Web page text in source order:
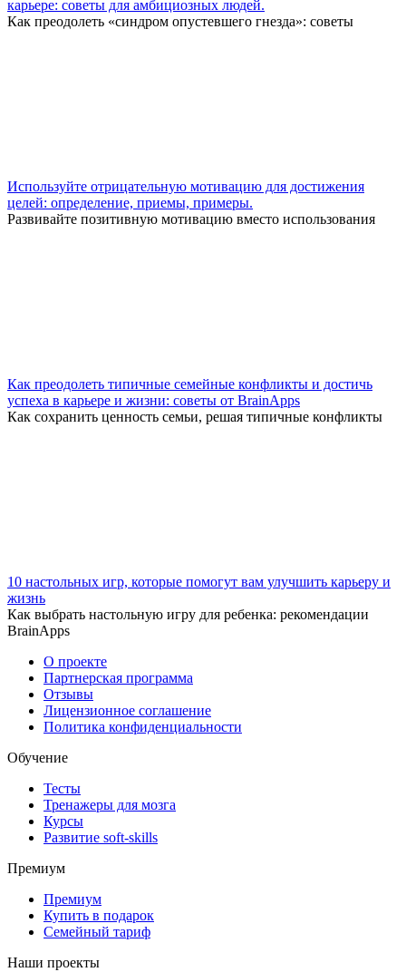
карьере: советы для амбициозных людей.
Как преодолеть «синдром опустевшего гнезда»: советы
Используйте отрицательную мотивацию для достижения
целей: определение, приемы, примеры.
Развивайте позитивную мотивацию вместо использования
Как преодолеть типичные семейные конфликты и достичь
успеха в карьере и жизни: советы от BrainApps
Как сохранить ценность семьи, решая типичные конфликты
10 настольных игр, которые помогут вам улучшить карьеру и
жизнь
Как выбрать настольную игру для ребенка: рекомендации
BrainApps
О проекте
Партнерская программа
Отзывы
Лицензионное соглашение
Политика конфиденциальности
Обучение
Тесты
Тренажеры для мозга
Курсы
Развитие soft-skills
Премиум
Премиум
Купить в подарок
Семейный тариф
Наши проекты